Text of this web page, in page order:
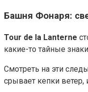
Башня Фонаря:
Tour de la Lanterne
какие-то тайные
Смотреть на эти
срывает кепки ветер,